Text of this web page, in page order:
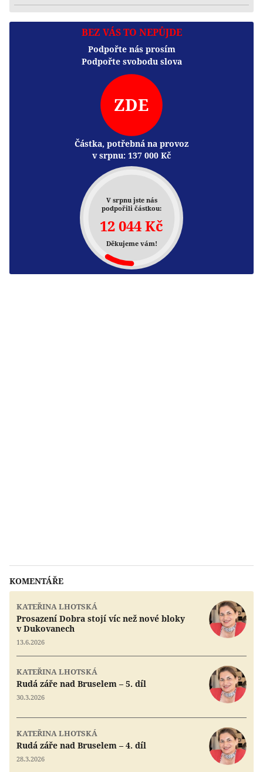
BEZ VÁS TO NEPŮJDE
Podpořte nás prosím
Podpořte svobodu slova
ZDE
Částka, potřebná na provoz
v srpnu: 137 000 Kč
V srpnu jste nás
podpořili částkou:
12 044 Kč
Děkujeme vám!
KOMENTÁŘE
KATEŘINA LHOTSKÁ
Prosazení Dobra stojí víc než nové bloky
v Dukovanech
13.6.2026
KATEŘINA LHOTSKÁ
Rudá záře nad Bruselem – 5. díl
30.3.2026
KATEŘINA LHOTSKÁ
Rudá záře nad Bruselem – 4. díl
28.3.2026